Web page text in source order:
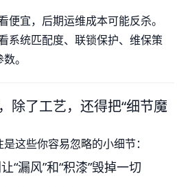
便宜，后期运维成本可能反杀。
系统匹配度、联锁保护、维保策
。
除了工艺，还得把“细节魔
这些你容易忽略的小细节：
“漏风”和“积漆”毁掉一切